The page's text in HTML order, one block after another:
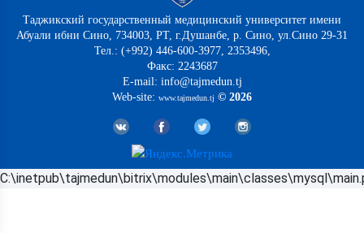
Таджикский государственный медицинский университет имени
Абуали ибни Сино, 734003, РТ, г.Душанбе, р. Сино, ул.Сино 29-31
Тел.: (+992) 446-600-3977, 2353496,
Факс: 2243687
E-mail: info@tajmedun.tj
Web-site: www.tajmedun.tj © 2026